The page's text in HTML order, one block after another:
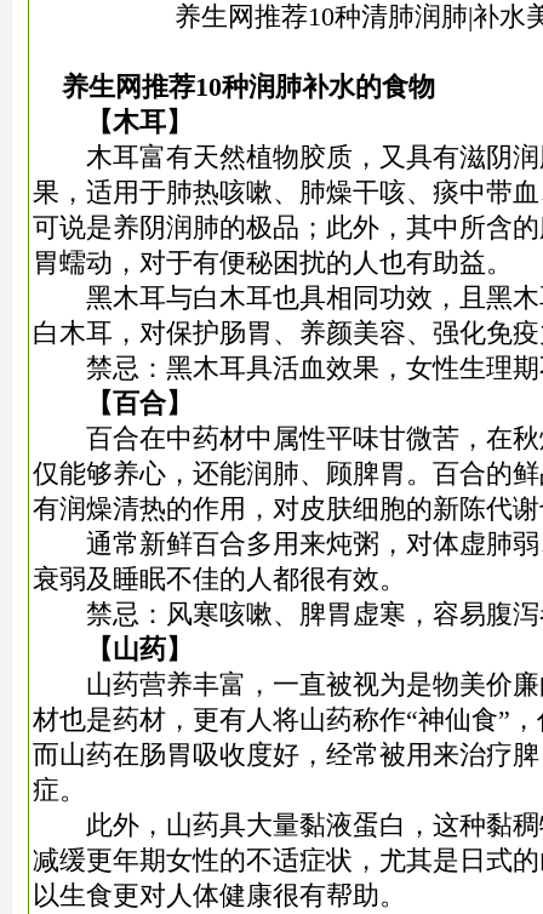
养生网推荐10种清肺润肺|补水
养生网推荐10种润肺补水的食物
【木耳】
木耳富有天然植物胶质，又具有滋阴润
果，适用于肺热咳嗽、肺燥干咳、痰中带
可说是养阴润肺的极品；此外，其中所含
胃蠕动，对于有便秘困扰的人也有助益。
黑木耳与白木耳也具相同功效，且黑木
白木耳，对保护肠胃、养颜美容、强化免
禁忌：黑木耳具活血效果，女性生理期
【百合】
百合在中药材中属性平味甘微苦，在秋
仅能够养心，还能润肺、顾脾胃。百合的
有润燥清热的作用，对皮肤细胞的新陈代
通常新鲜百合多用来炖粥，对体虚肺弱
衰弱及睡眠不佳的人都很有效。
禁忌：风寒咳嗽、脾胃虚寒，容易腹泻
【山药】
山药营养丰富，一直被视为是物美价廉
材也是药材，更有人将山药称作“神仙食”
而山药在肠胃吸收度好，经常被用来治疗
症。
此外，山药具大量黏液蛋白，这种黏稠
减缓更年期女性的不适症状，尤其是日式
以生食更对人体健康很有帮助。